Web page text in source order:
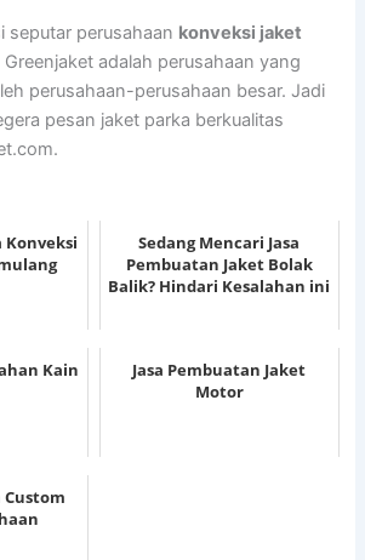
seputar perusahaan konveksi jaket
Greenjaket adalah perusahaan yang
perusahaan-perusahaan besar. Jadi
pesan jaket parka berkualitas
Konveksi
Sedang Mencari Jasa
Pembuatan Jaket Bolak
Balik? Hindari Kesalahan ini
Kain
Jasa Pembuatan Jaket
Motor
Custom